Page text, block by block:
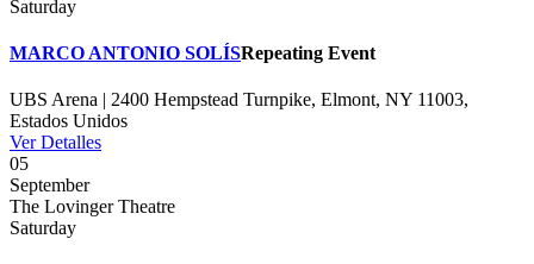
Saturday
MARCO ANTONIO SOLÍSRepeating Event
UBS Arena | 2400 Hempstead Turnpike, Elmont, NY 11003,
Estados Unidos
Ver Detalles
05
September
The Lovinger Theatre
Saturday